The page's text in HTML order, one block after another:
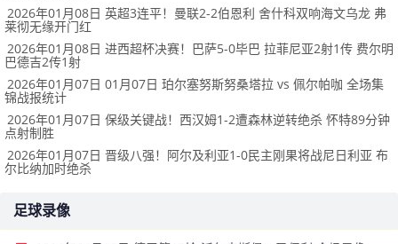
2026年01月08日 英超3连平！曼联2-2伯恩利 舍什科双响海文乌龙 弗
莱彻无缘开门红
2026年01月08日 进西超杯决赛！巴萨5-0毕巴 拉菲尼亚2射1传 费尔明
巴德吉2传1射
2026年01月07日 01月07日 珀尔塞努斯努桑塔拉 vs 佩尔帕咖 全场集
锦战报统计
2026年01月07日 保级关键战！西汉姆1-2遭森林逆转绝杀 怀特89分钟
点射制胜
2026年01月07日 晋级八强！阿尔及利亚1-0民主刚果将战尼日利亚 布
尔比纳加时绝杀
足球录像